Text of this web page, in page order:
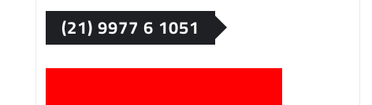
(21) 9977 6 1051